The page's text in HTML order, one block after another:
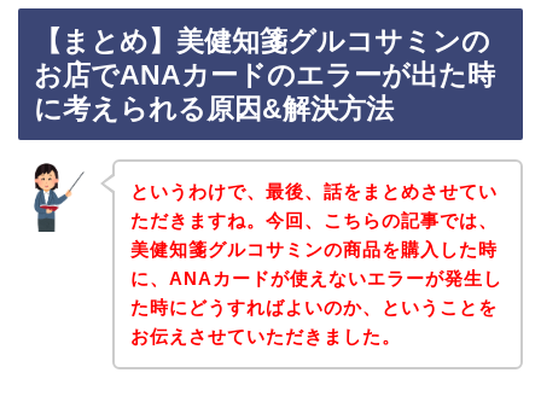
【まとめ】美健知箋グルコサミンの
お店でANAカードのエラーが出た時
に考えられる原因&解決方法
というわけで、最後、話をまとめさせてい
ただきますね。今回、こちらの記事では、
美健知箋グルコサミンの商品を購入した時
に、ANAカードが使えないエラーが発生し
た時にどうすればよいのか、ということを
お伝えさせていただきました。